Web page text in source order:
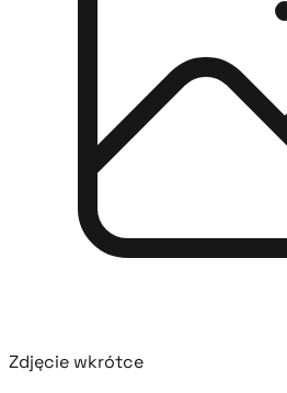
Zdjęcie wkrótce